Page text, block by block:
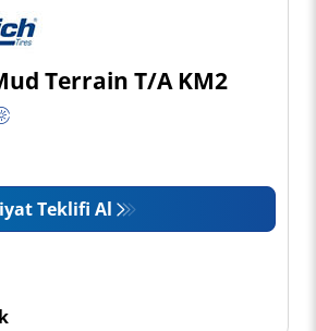
Terrain T/A KM2
Teklifi Al